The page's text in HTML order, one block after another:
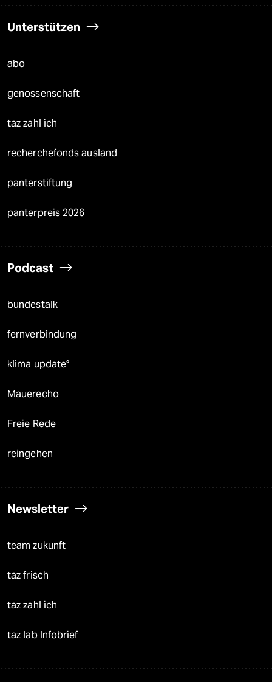
Unterstützen
abo
genossenschaft
taz zahl ich
recherchefonds ausland
panterstiftung
panterpreis 2026
Podcast
bundestalk
fernverbindung
klima update°
Mauerecho
Freie Rede
reingehen
Newsletter
team zukunft
taz frisch
taz zahl ich
taz lab Infobrief